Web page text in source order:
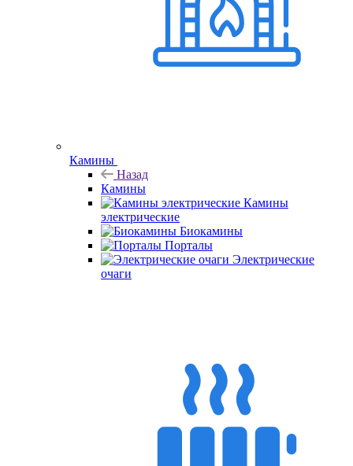
Камины
Назад
Камины
Камины
электрические
Биокамины
Порталы
Электрические
очаги